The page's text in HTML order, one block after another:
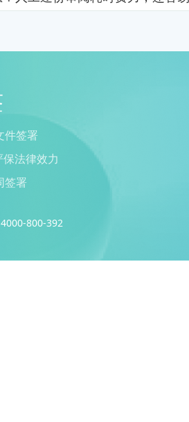
件签署
法律效力
签署
4000-800-392